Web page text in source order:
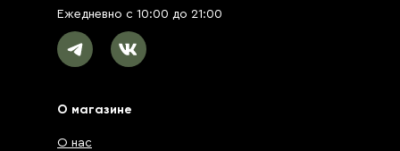
О магазине
О нас
Ежедневно с 10:00 до 21:00